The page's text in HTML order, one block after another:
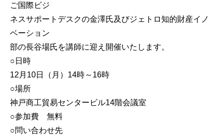
ご国際ビジ
ネスサポートデスクの金澤氏及びジェトロ知的財産イノ
ベーション
部の長谷場氏を講師に迎え開催いたします。
○日時
12月10日（月）14時～16時
○場所
神戸商工貿易センタービル14階会議室
○参加費 無料
○問い合わせ先